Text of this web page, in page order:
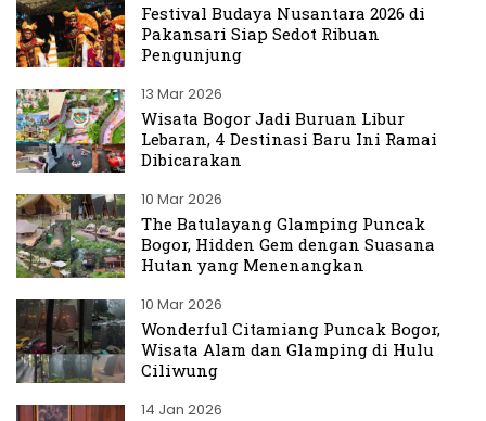
Festival Budaya Nusantara 2026 di
Pakansari Siap Sedot Ribuan
Pengunjung
13 Mar 2026
Wisata Bogor Jadi Buruan Libur
Lebaran, 4 Destinasi Baru Ini Ramai
Dibicarakan
10 Mar 2026
The Batulayang Glamping Puncak
Bogor, Hidden Gem dengan Suasana
Hutan yang Menenangkan
10 Mar 2026
Wonderful Citamiang Puncak Bogor,
Wisata Alam dan Glamping di Hulu
Ciliwung
14 Jan 2026